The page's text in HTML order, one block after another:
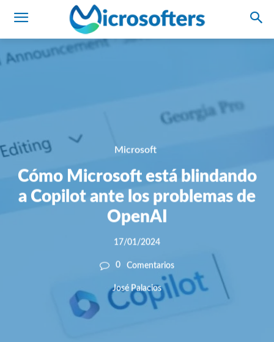
Microsoft
Cómo Microsoft está blindando
a Copilot ante los problemas de
OpenAI
17/01/2024
0 Comentarios
José Palacios